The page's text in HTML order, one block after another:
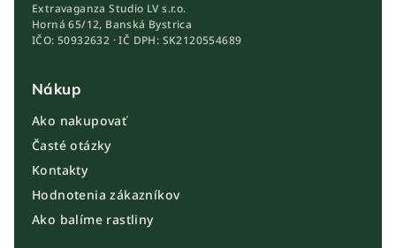
Extravaganza Studio LV s.r.o.
Horná 65/12, Banská Bystrica
IČO: 50932632 · IČ DPH: SK2120554689
Nákup
Ako nakupovať
Časté otázky
Kontakty
Hodnotenia zákazníkov
Ako balíme rastliny